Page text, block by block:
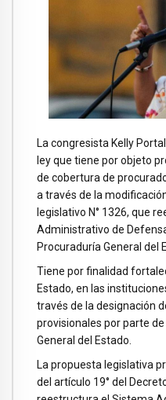
La congresista Kelly
ley que tiene por objeto
de cobertura de
a través de la
legislativo N° 1326, que
Administrativo de
Procuraduría General del
Tiene por finalidad
Estado, en las
través de la designación
provisionales por parte
General del Estado.
La propuesta legislativa
del artículo 19° del